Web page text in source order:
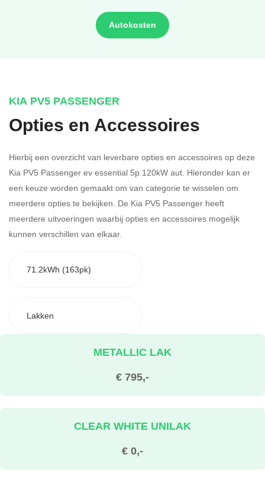
Autokosten
KIA PV5 PASSENGER
Opties en Accessoires
Hierbij een overzicht van leverbare opties en accessoires op deze
Kia PV5 Passenger ev essential 5p 120kW aut. Hieronder kan er
een keuze worden gemaakt om van categorie te wisselen om
meerdere opties te bekijken. De Kia PV5 Passenger heeft
meerdere uitvoeringen waarbij opties en accessoires mogelijk
kunnen verschillen van elkaar.
71.2kWh (163pk)
Lakken
€ 795,-
METALLIC LAK
€ 0,-
CLEAR WHITE UNILAK